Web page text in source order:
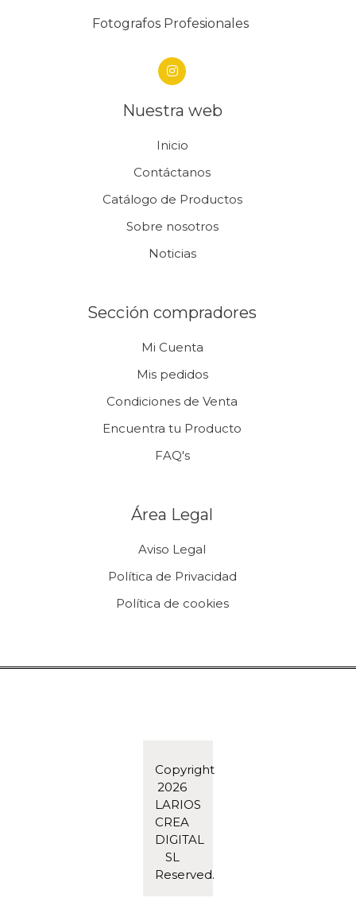
Fotografos Profesionales
Nuestra web
Inicio
Contáctanos
Catálogo de Productos
Sobre nosotros
Noticias
Sección compradores
Mi Cuenta
Mis pedidos
Condiciones de Venta
Encuentra tu Producto
FAQ's
Área Legal
Aviso Legal
Política de Privacidad
Política de cookies
Copyright
2026
LARIOS
CREA
DIGITAL
SL
Reserved.